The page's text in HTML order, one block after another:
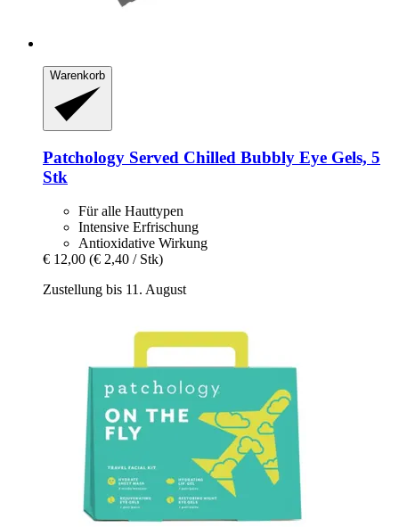
Warenkorb
Patchology Served Chilled Bubbly Eye Gels, 5
Stk
Für alle Hauttypen
Intensive Erfrischung
Antioxidative Wirkung
€ 12,00 (€ 2,40 / Stk)
Zustellung bis 11. August